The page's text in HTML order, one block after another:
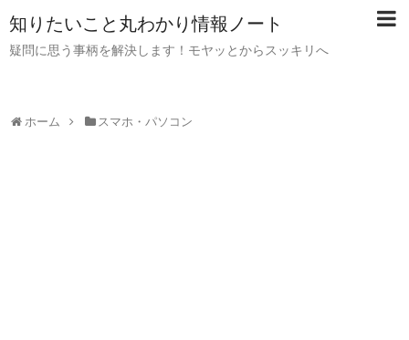
知りたいこと丸わかり情報ノート
疑問に思う事柄を解決します！モヤッとからスッキリへ
ホーム スマホ・パソコン